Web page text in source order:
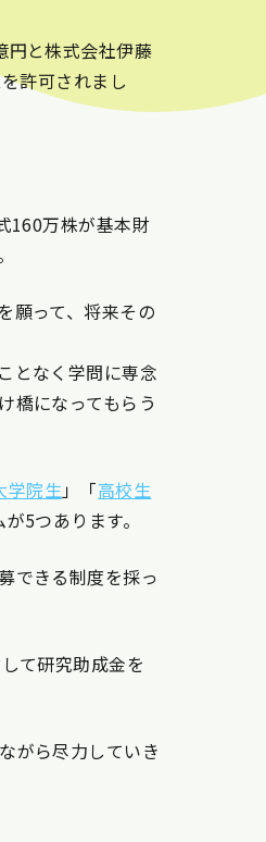
円と株式会社伊藤
許可されまし
160万株が基本財
願って、将来その
となく学問に専念
橋になってもらう
学院生」「高校生
5つあります。
できる制度を採っ
て研究助成金を
がら尽力していき